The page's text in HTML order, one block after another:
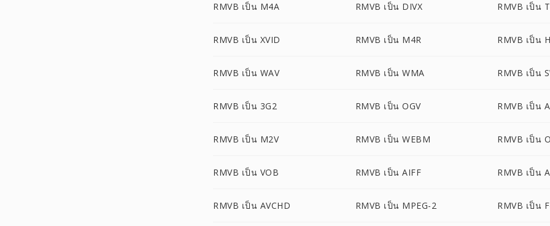
RMVB เป็น M4A RMVB เป็น DIVX RMVB เป็น
RMVB เป็น XVID RMVB เป็น M4R RMVB เป็น
RMVB เป็น WAV RMVB เป็น WMA RMVB เป็น
RMVB เป็น 3G2 RMVB เป็น OGV RMVB เป็น
RMVB เป็น M2V RMVB เป็น WEBM RMVB เป็น
RMVB เป็น VOB RMVB เป็น AIFF RMVB เป็น
RMVB เป็น AVCHD RMVB เป็น MPEG-2 RMVB เป็น